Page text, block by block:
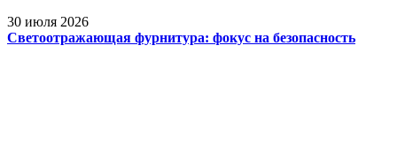
30 июля 2026
Светоотражающая фурнитура: фокус на безопасность